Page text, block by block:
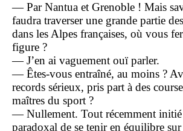
— Par Nantua et Grenoble ! Mais
faudra traverser une grande partie
dans les Alpes françaises, où vous
figure ?
— J’en ai vaguement ouï parler.
— Êtes-vous entraîné, au moins ?
records sérieux, pris part à des
maîtres du sport ?
— Nullement. Tout récemment initié
paradoxal de se tenir en équilibre